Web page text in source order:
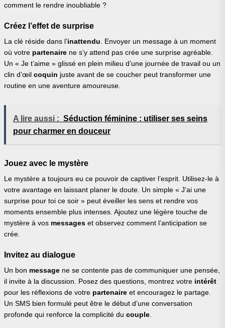
comment le rendre inoubliable ?
Créez l’effet de surprise
La clé réside dans l’inattendu . Envoyer un message à un moment
où votre partenaire ne s’y attend pas crée une surprise agréable.
Un « Je t’aime » glissé en plein milieu d’une journée de travail ou un
clin d’œil coquin juste avant de se coucher peut transformer une
routine en une aventure amoureuse.
A lire aussi : Séduction féminine : utiliser ses seins
pour charmer en douceur
Jouez avec le mystère
Le mystère a toujours eu ce pouvoir de captiver l’esprit. Utilisez-le à
votre avantage en laissant planer le doute. Un simple « J’ai une
surprise pour toi ce soir » peut éveiller les sens et rendre vos
moments ensemble plus intenses. Ajoutez une légère touche de
mystère à vos messages et observez comment l’anticipation se
crée.
Invitez au dialogue
Un bon message ne se contente pas de communiquer une pensée,
il invite à la discussion. Posez des questions, montrez votre intérêt
pour les réflexions de votre partenaire et encouragez le partage.
Un SMS bien formulé peut être le début d’une conversation
profonde qui renforce la complicité du couple